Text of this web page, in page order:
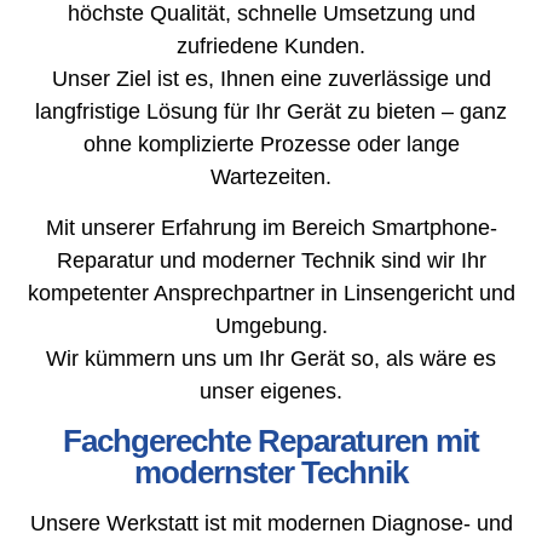
höchste Qualität, schnelle Umsetzung und
zufriedene Kunden.
Unser Ziel ist es, Ihnen eine zuverlässige und
langfristige Lösung für Ihr Gerät zu bieten – ganz
ohne komplizierte Prozesse oder lange
Wartezeiten.
Mit unserer Erfahrung im Bereich Smartphone-
Reparatur und moderner Technik sind wir Ihr
kompetenter Ansprechpartner in Linsengericht und
Umgebung.
Wir kümmern uns um Ihr Gerät so, als wäre es
unser eigenes.
Fachgerechte Reparaturen mit
modernster Technik
Unsere Werkstatt ist mit modernen Diagnose- und